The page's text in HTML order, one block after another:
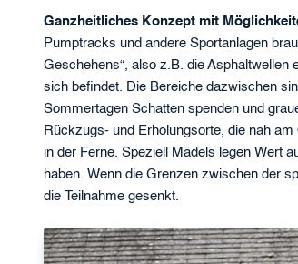
Ganzheitliches Konzept mit
Pumptracks und andere Sportanlagen
Geschehens“, also z.B. die
sich befindet. Die Bereiche dazwischen
Sommertagen Schatten spenden und
Rückzugs- und Erholungsorte, die nah
in der Ferne. Speziell Mädels legen Wert
haben. Wenn die Grenzen zwischen der
die Teilnahme gesenkt.